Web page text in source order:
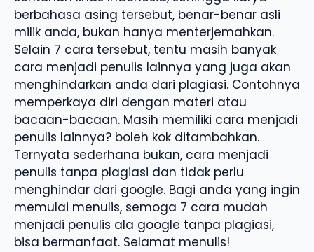
berbahasa asing tersebut, benar-benar asli
milik anda, bukan hanya menterjemahkan.
Selain 7 cara tersebut, tentu masih banyak
cara menjadi penulis lainnya yang juga akan
menghindarkan anda dari plagiasi. Contohnya
memperkaya diri dengan materi atau
bacaan-bacaan. Masih memiliki cara menjadi
penulis lainnya? boleh kok ditambahkan.
Ternyata sederhana bukan, cara menjadi
penulis tanpa plagiasi dan tidak perlu
menghindar dari google. Bagi anda yang ingin
memulai menulis, semoga 7 cara mudah
menjadi penulis ala google tanpa plagiasi,
bisa bermanfaat. Selamat menulis!